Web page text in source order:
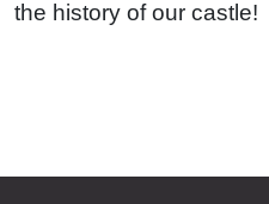
the history of our castle!